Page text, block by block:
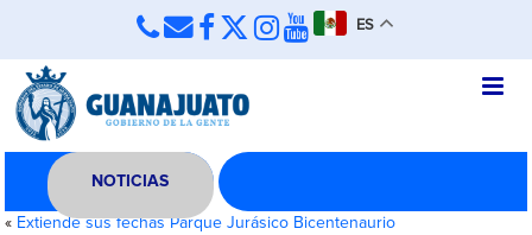
ES
NOTICIAS
« Extiende sus fechas Parque Jurásico Bicentenaurio